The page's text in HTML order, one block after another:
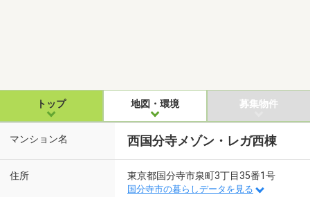
トップ 地図・環境 募集物件
マンション名 西国分寺メゾン・レガ西棟
住所 東京都国分寺市泉町3丁目35番1号
国分寺市の暮らしデータを見る